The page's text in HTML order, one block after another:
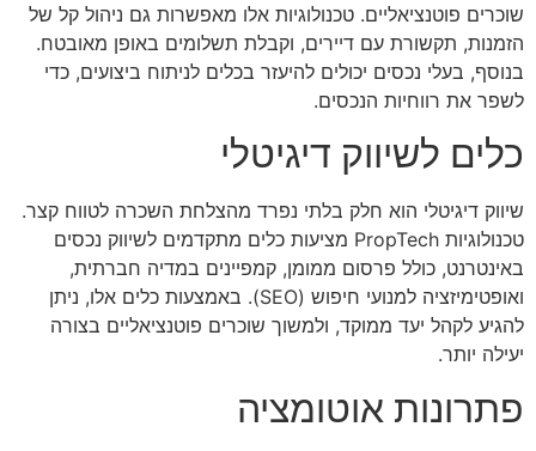
שוכרים פוטנציאליים. טכנולוגיות אלו מאפשרות גם ניהול קל של
הזמנות, תקשורת עם דיירים, וקבלת תשלומים באופן מאובטח.
בנוסף, בעלי נכסים יכולים להיעזר בכלים לניתוח ביצועים, כדי
לשפר את רווחיות הנכסים.
כלים לשיווק דיגיטלי
שיווק דיגיטלי הוא חלק בלתי נפרד מהצלחת השכרה לטווח קצר.
טכנולוגיות PropTech מציעות כלים מתקדמים לשיווק נכסים
באינטרנט, כולל פרסום ממומן, קמפיינים במדיה חברתית,
ואופטימיזציה למנועי חיפוש (SEO). באמצעות כלים אלו, ניתן
להגיע לקהל יעד ממוקד, ולמשוך שוכרים פוטנציאליים בצורה
יעילה יותר.
פתרונות אוטומציה